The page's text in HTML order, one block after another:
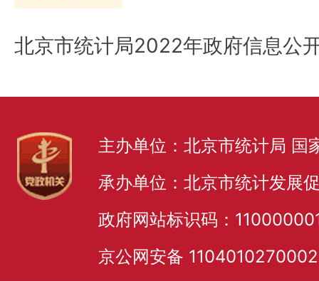
北京市统计局2022年政府信息公
主办单位：北京市统计局 国
承办单位：北京市统计发展
政府网站标识码：
京公网安备